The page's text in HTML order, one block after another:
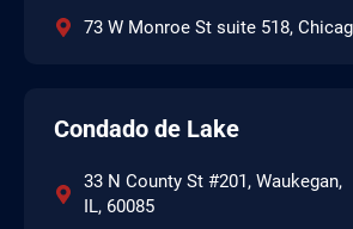
73 W Monroe St suite 518,
Condado de Lake
33 N County St #201, Waukegan,
IL, 60085